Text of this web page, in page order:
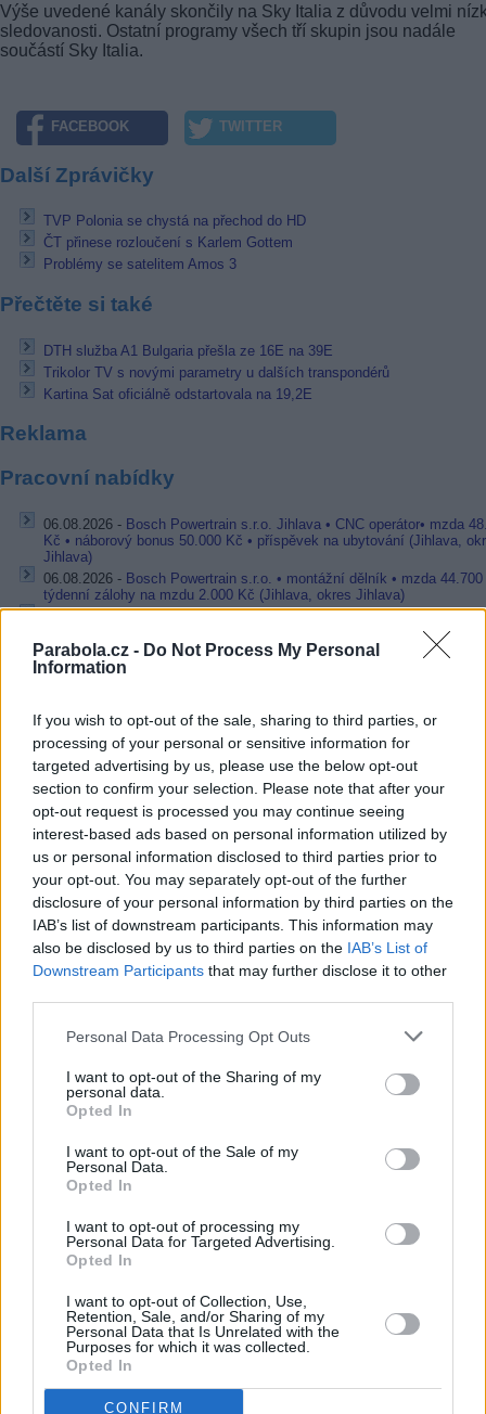
Parabola.cz - Do Not Process My Personal
Information
If you wish to opt-out of the sale, sharing to third parties, or
processing of your personal or sensitive information for
targeted advertising by us, please use the below opt-out
section to confirm your selection. Please note that after your
opt-out request is processed you may continue seeing
interest-based ads based on personal information utilized by
us or personal information disclosed to third parties prior to
your opt-out. You may separately opt-out of the further
disclosure of your personal information by third parties on the
IAB’s list of downstream participants. This information may
also be disclosed by us to third parties on the IAB’s List of
Downstream Participants that may further disclose it to other
Personal Data Processing Opt Outs
I want to opt-out of the Sharing of my
personal data.
Opted In
I want to opt-out of the Sale of my
Personal Data.
Opted In
I want to opt-out of processing my
Personal Data for Targeted Advertising.
Opted In
I want to opt-out of Collection, Use,
Retention, Sale, and/or Sharing of my
Personal Data that Is Unrelated with the
Purposes for which it was collected.
Opted In
CONFIRM
Výše uvedené kanály skončily na Sky Italia z důvodu velmi
sledovanosti. Ostatní programy všech tří skupin jsou nadále
součástí Sky Italia.
FACEBOOK TWITTER
Další Zprávičky
TVP Polonia se chystá na přechod do HD
ČT přinese rozloučení s Karlem Gottem
Problémy se satelitem Amos 3
Přečtěte si také
DTH služba A1 Bulgaria přešla ze 16E na 39E
Trikolor TV s novými parametry u dalších transpondérů
Kartina Sat oficiálně odstartovala na 19,2E
Reklama
Pracovní nabídky
06.08.2026 - Bosch Powertrain s.r.o. Jihlava • CNC operátor• mzda
Kč • náborový bonus 50.000 Kč • příspěvek na ubytování (Jihlava,
Jihlava)
06.08.2026 - Bosch Powertrain s.r.o. • montážní dělník • mzda 44.700
týdenní zálohy na mzdu 2.000 Kč (Jihlava, okres Jihlava)
06.08.2026 -Bosch Powertrain s.r.o. Jihlava • práce ve skladu • mzda
48.400 Kč • náborový bonus 50.000 Kč • ubytování (Jihlava, okres
06.08.2026 -Bosch Powertrain s.r.o. Jihlava • střídač • mzda 48.400
příspěvek na ubytování (Jihlava, okres Jihlava)
... další nabídky zaměstnání
Vybrané články
Dovolená u moře•Bazény